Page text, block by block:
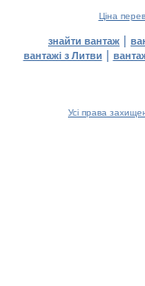
Ціна
знайти вантаж |
вантажі з Литви |
Усі права